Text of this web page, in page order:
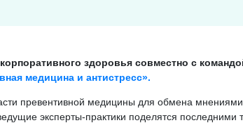
здоровья совместно с
медицина и антистресс».
превентивной медицины для обмена
эксперты-практики поделятся последними